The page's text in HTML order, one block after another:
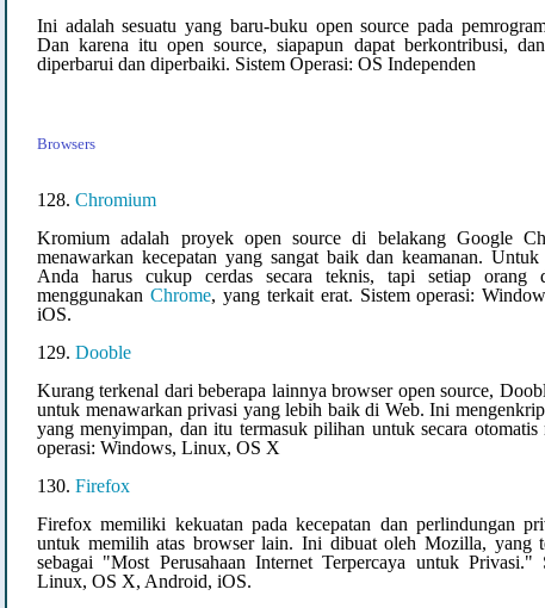
Ini adalah sesuatu yang baru-buku open source pada
Dan karena itu open source, siapapun dapat berkontribusi,
diperbarui dan diperbaiki. Sistem Operasi: OS Independen
Browsers
128. Chromium
Kromium adalah proyek open source di belakang Google
menawarkan kecepatan yang sangat baik dan keamanan.
Anda harus cukup cerdas secara teknis, tapi setiap orang
menggunakan Chrome, yang terkait erat. Sistem operasi:
iOS.
129. Dooble
Kurang terkenal dari beberapa lainnya browser open source,
untuk menawarkan privasi yang lebih baik di Web. Ini
yang menyimpan, dan itu termasuk pilihan untuk secara otomatis
operasi: Windows, Linux, OS X
130. Firefox
Firefox memiliki kekuatan pada kecepatan dan perlindungan
untuk memilih atas browser lain. Ini dibuat oleh Mozilla, yang
sebagai "Most Perusahaan Internet Terpercaya untuk Privasi."
Linux, OS X, Android, iOS.